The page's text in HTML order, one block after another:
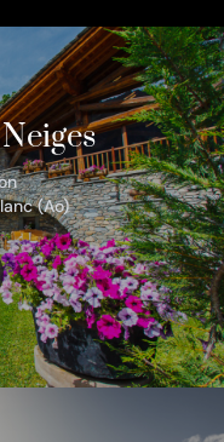
(Ao)